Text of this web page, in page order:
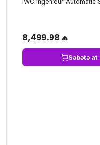
IWC Ingenieur Automatic
8,499.98 ₼
Səbətə at